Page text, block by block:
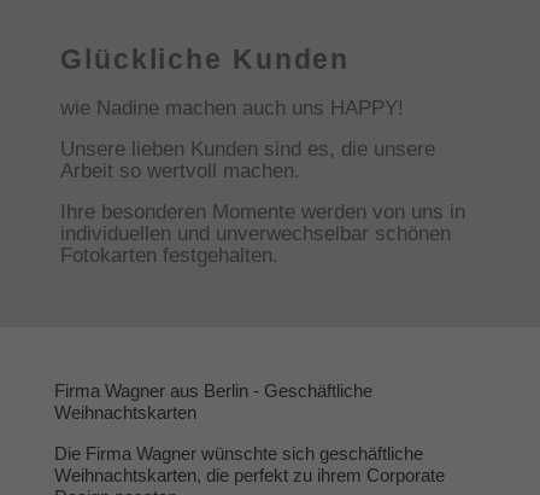
Glückliche Kunden
wie Nadine machen auch uns HAPPY!
Unsere lieben Kunden sind es, die unsere
Arbeit so wertvoll machen.
Ihre besonderen Momente werden von uns in
individuellen und unverwechselbar schönen
Fotokarten festgehalten.
Firma Wagner aus Berlin - Geschäftliche
Weihnachtskarten
Die Firma Wagner wünschte sich geschäftliche
Weihnachtskarten, die perfekt zu ihrem Corporate